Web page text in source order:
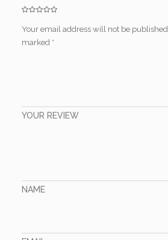
Your email address will not be published.
marked *
YOUR REVIEW
NAME